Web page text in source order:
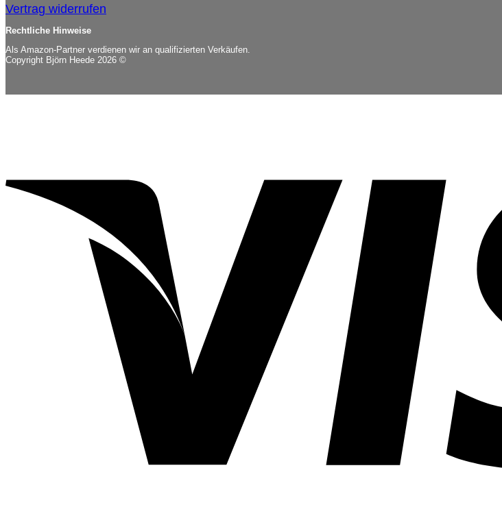
Vertrag widerrufen
Rechtliche Hinweise
Als Amazon-Partner verdienen wir an qualifizierten Verkäufen.
Copyright Björn Heede 2026 ©